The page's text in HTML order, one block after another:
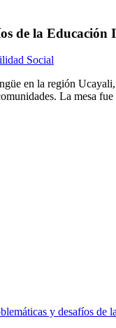
de la
Social
en la región
La mesa
y desafíos